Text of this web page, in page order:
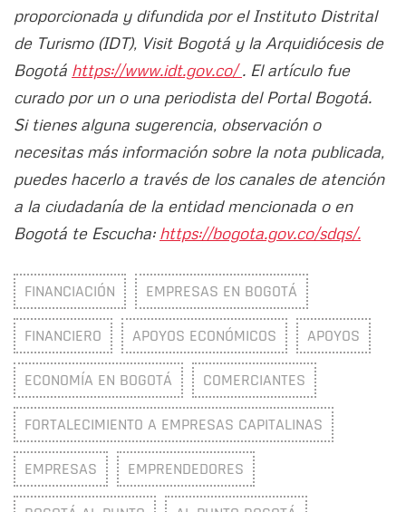
proporcionada y difundida por el Instituto Distrital
de Turismo (IDT), Visit Bogotá y la Arquidiócesis de
Bogotá https://www.idt.gov.co/. El artículo fue
curado por un o una periodista del Portal Bogotá.
Si tienes alguna sugerencia, observación o
necesitas más información sobre la nota publicada,
puedes hacerlo a través de los canales de atención
a la ciudadanía de la entidad mencionada o en
Bogotá te Escucha: https://bogota.gov.co/sdqs/.
FINANCIACIÓN EMPRESAS EN BOGOTÁ
FINANCIERO APOYOS ECONÓMICOS APOYOS
ECONOMÍA EN BOGOTÁ COMERCIANTES
FORTALECIMIENTO A EMPRESAS CAPITALINAS
EMPRESAS EMPRENDEDORES